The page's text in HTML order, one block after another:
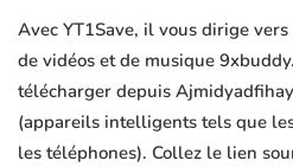
Avec YT1Save, il vous dirige
de vidéos et de musique
télécharger depuis
(appareils intelligents tels que
les téléphones). Collez le lien